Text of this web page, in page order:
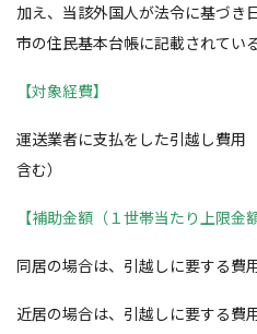
加え、当該外国人が法令に基づき
市の住民基本台帳に記載されてい
【対象経費】
運送業者に支払をした引越し費用
含む）
【補助金額（１世帯当たり上限金
同居の場合は、引越しに要する費
近居の場合は、引越しに要する費